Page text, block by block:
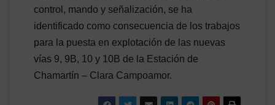
control, mando y señalización, se ha
identificado como consecuencia de los trabajos
para la puesta en explotación de las nuevas
vías 9, 9B, 10 y 10B de la Estación de
Chamartín – Clara Campoamor.